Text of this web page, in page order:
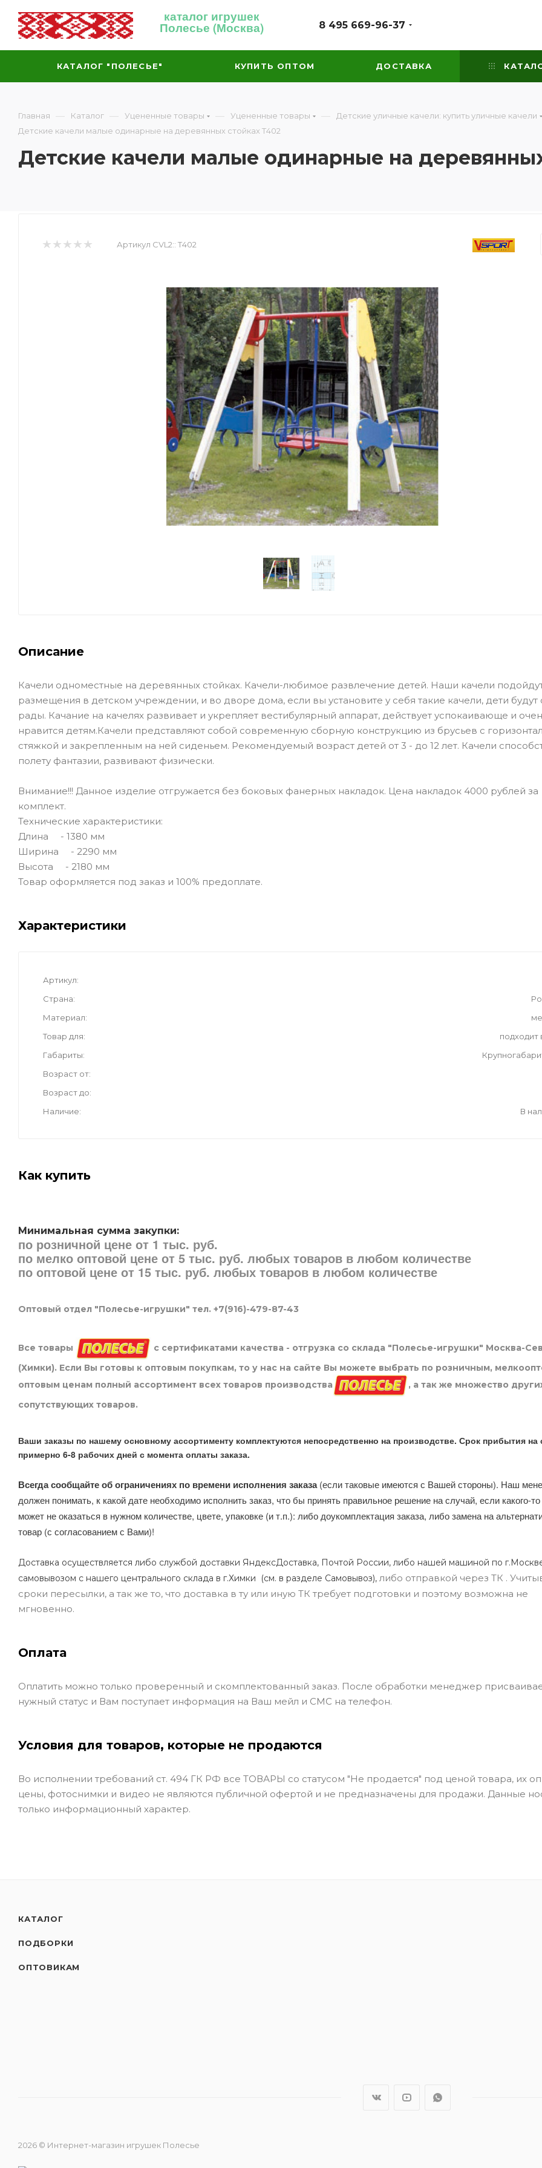
каталог игрушек
Полесье (Москва) 8 495 669-96-37
КАТАЛОГ "ПОЛЕСЬЕ" КУПИТЬ ОПТОМ ДОСТАВКА
Главная — Каталог — Уцененные товары — Уцененные товары — Детские уличные качели: купить уличные качели
Детские качели малые одинарные на деревянных стойках Т402
Детские качели малые одинарные на
Артикул CVL2:: Т402
Описание
Качели одноместные на деревянных стойках. Качели-любимое развлечение детей. Наши качели
размещения в детском учреждении, и во дворе дома, если вы установите у себя такие качели, дети будут
рады. Качание на качелях развивает и укрепляет вестибулярный аппарат, действует успокаивающе и
нравится детям.Качели представляют собой современную сборную конструкцию из брусьев с
стяжкой и закрепленным на ней сиденьем. Рекомендуемый возраст детей от 3 - до 12 лет. Качели
полету фантазии, развивают физически.
Внимание!!! Данное изделие отгружается без боковых фанерных накладок. Цена накладок 4000 рублей за
комплект.
Технические характеристики:
Длина - 1380 мм
Ширина - 2290 мм
Высота - 2180 мм
Товар оформляется под заказ и 100% предоплате.
Характеристики
Артикул
Страна
Материал
Товар для
подходит
Габариты
Возраст от
Возраст до
Наличие
В
Как купить
Минимальная сумма закупки:
по розничной цене от 1 тыс. руб.
по мелко оптовой цене от 5 тыс. руб. любых товаров в любом количестве
по оптовой цене от 15 тыс. руб. любых товаров в любом количестве
Оптовый отдел "Полесье-игрушки" тел. +7(916)-479-87-43
Все товары
с сертификатами качества - отгрузка со склада "Полесье-игрушки" Москва-
(Химки). Если Вы готовы к оптовым покупкам, то у нас на сайте Вы можете выбрать по розничным,
оптовым ценам полный ассортимент всех товаров производства
, а так же множество
сопутствующих товаров.
Ваши заказы по нашему основному ассортименту комплектуются непосредственно на производстве. Срок прибытия на
примерно 6-8 рабочих дней с момента оплаты заказа.
Всегда сообщайте об ограничениях по времени исполнения заказа(если таковые имеются с Вашей стороны). Наш
должен понимать, к какой дате необходимо исполнить заказ, что бы принять правильное решение на случай, если какого-
может не оказаться в нужном количестве, цвете, упаковке (и т.п.): либо доукомплектация заказа, либо замена на
товар (с согласованием с Вами)!
Доставка осуществляется либо службой доставки ЯндексДоставка, Почтой России, либо нашей машиной по
самовывозом с нашего центрального склада в г.Химки (см. в разделе Самовывоз), либо отправкой через ТК .
сроки пересылки, а так же то, что доставка в ту или иную ТК требует подготовки и поэтому возможна не
мгновенно.
Оплата
Оплатить можно только проверенный и скомплектованный заказ. После обработки менеджер
нужный статус и Вам поступает информация на Ваш мейл и СМС на телефон.
Условия для товаров, которые не продаются
Во исполнении требований ст. 494 ГК РФ все ТОВАРЫ со статусом "Не продается" под ценой товара, их
цены, фотоснимки и видео не являются публичной офертой и не предназначены для продажи. Данные
только информационный характер.
КАТАЛОГ
ПОДБОРКИ
ОПТОВИКАМ
2026 © Интернет-магазин игрушек Полесье